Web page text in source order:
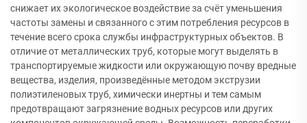
снижает их экологическое воздействие за счёт уменьшения
частоты замены и связанного с этим потребления ресурсов в
течение всего срока службы инфраструктурных объектов. В
отличие от металлических труб, которые могут выделять в
транспортируемые жидкости или окружающую почву вредные
вещества, изделия, произведённые методом экструзии
полиэтиленовых труб, химически инертны и тем самым
предотвращают загрязнение водных ресурсов или других